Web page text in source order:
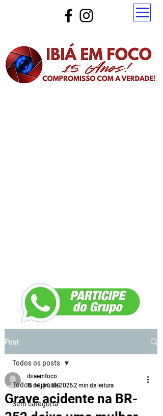
Post
Todos os posts
Sem categoria
Todos os posts
Grave acidente na BR-
ibiaemfoco
15 de jan. de 20252 min de leitura